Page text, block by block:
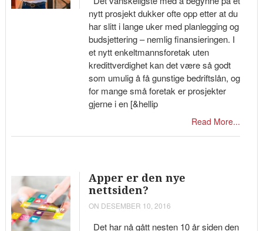
nytt prosjekt dukker ofte opp etter at du
har slitt i lange uker med planlegging og
budsjettering – nemlig finansieringen. I
et nytt enkeltmannsforetak uten
kredittverdighet kan det være så godt
som umulig å få gunstige bedriftslån, og
for mange små foretak er prosjekter
gjerne i en [&hellip
Read More...
Apper er den nye
nettsiden?
ON DESEMBER 10, 2016
Det har nå gått nesten 10 år siden den